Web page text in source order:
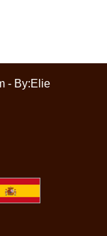
- By:Elie